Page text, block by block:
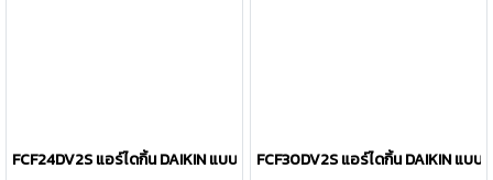
FCF24DV2S แอร์ไดกิ้น DAIKIN แบบฝังฝ้าเพดาน รุ่น SkyAir Round Flow
FCF30DV2S แอร์ไดกิ้น DAIKIN แบ